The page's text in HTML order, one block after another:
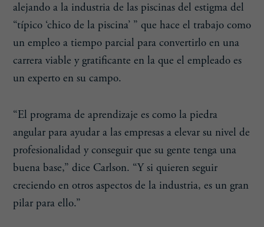
alejando a la industria de las piscinas del estigma del
“típico ‘chico de la piscina’ ” que hace el trabajo como
un empleo a tiempo parcial para convertirlo en una
carrera viable y gratificante en la que el empleado es
un experto en su campo.
“El programa de aprendizaje es como la piedra
angular para ayudar a las empresas a elevar su nivel de
profesionalidad y conseguir que su gente tenga una
buena base,” dice Carlson. “Y si quieren seguir
creciendo en otros aspectos de la industria, es un gran
pilar para ello.”